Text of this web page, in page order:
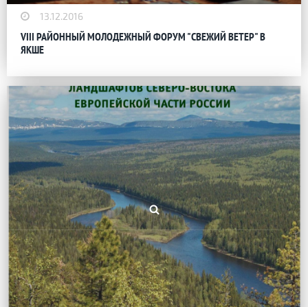
13.12.2016
VIII РАЙОННЫЙ МОЛОДЕЖНЫЙ ФОРУМ "СВЕЖИЙ ВЕТЕР" В
ЯКШЕ